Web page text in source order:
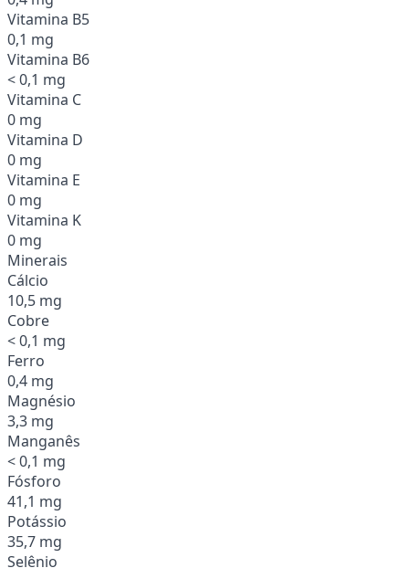
Vitamina B5
0,1 mg
Vitamina B6
< 0,1 mg
Vitamina C
0 mg
Vitamina D
0 mg
Vitamina E
0 mg
Vitamina K
0 mg
Minerais
Cálcio
10,5 mg
Cobre
< 0,1 mg
Ferro
0,4 mg
Magnésio
3,3 mg
Manganês
< 0,1 mg
Fósforo
41,1 mg
Potássio
35,7 mg
Selênio